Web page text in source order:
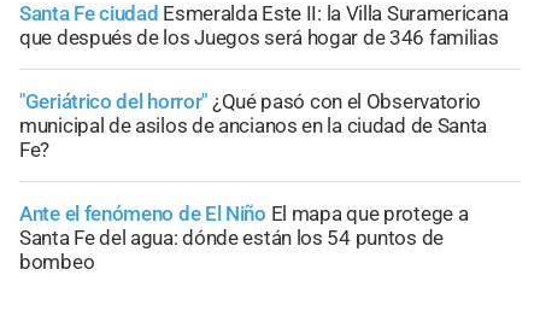
Santa Fe ciudad Esmeralda Este II: la Villa Suramericana
que después de los Juegos será hogar de 346 familias
"Geriátrico del horror" ¿Qué pasó con el Observatorio
municipal de asilos de ancianos en la ciudad de Santa
Fe?
Ante el fenómeno de El Niño El mapa que protege a
Santa Fe del agua: dónde están los 54 puntos de
bombeo